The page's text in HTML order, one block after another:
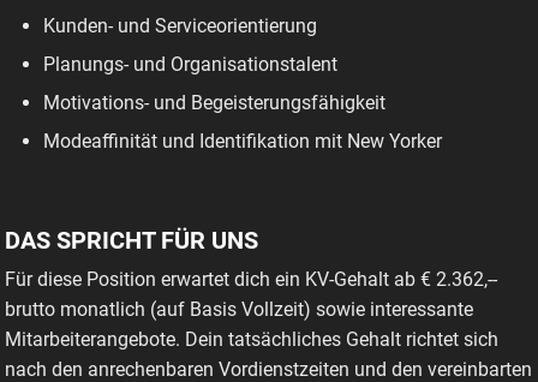
Kunden- und Serviceorientierung
Planungs- und Organisationstalent
Motivations- und Begeisterungsfähigkeit
Modeaffinität und Identifikation mit New Yorker
DAS SPRICHT FÜR UNS
Für diese Position erwartet dich ein KV-Gehalt ab € 2.362,--
brutto monatlich (auf Basis Vollzeit) sowie interessante
Mitarbeiterangebote. Dein tatsächliches Gehalt richtet sich
nach den anrechenbaren Vordienstzeiten und den vereinbarten